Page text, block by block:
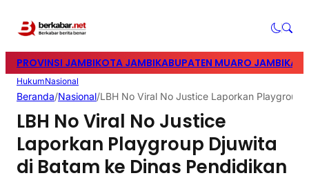
PROVINSI JAMBIKOTA JAMBIKABUPATEN MUARO JAMBI
HukumNasional
Beranda/Nasional/LBH No Viral No Justice Laporkan Playgroup
LBH No Viral No Justice
Laporkan Playgroup Djuwita
di Batam ke Dinas Pendidikan